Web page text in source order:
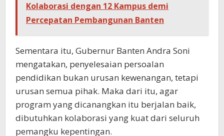
Kolaborasi dengan 12 Kampus demi
Percepatan Pembangunan Banten
Sementara itu, Gubernur Banten Andra Soni
mengatakan, penyelesaian persoalan
pendidikan bukan urusan kewenangan, tetapi
urusan semua pihak. Maka dari itu, agar
program yang dicanangkan itu berjalan baik,
dibutuhkan kolaborasi yang kuat dari seluruh
pemangku kepentingan.